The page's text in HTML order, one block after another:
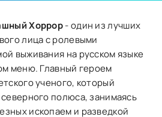
Хоррор- один из лучших
лица с ролевыми
выживания на русском языке
меню. Главный героем
ученого, который
полюса, занимаясь
ископаем и разведкой